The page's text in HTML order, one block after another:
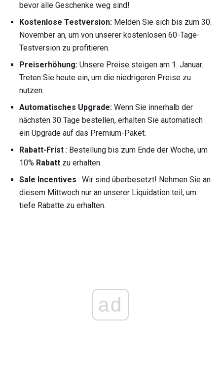
bevor alle Geschenke weg sind!
Kostenlose Testversion: Melden Sie sich bis zum 30.
November an, um von unserer kostenlosen 60-Tage-
Testversion zu profitieren.
Preiserhöhung: Unsere Preise steigen am 1. Januar.
Treten Sie heute ein, um die niedrigeren Preise zu
nutzen.
Automatisches Upgrade: Wenn Sie innerhalb der
nächsten 30 Tage bestellen, erhalten Sie automatisch
ein Upgrade auf das Premium-Paket.
Rabatt-Frist : Bestellung bis zum Ende der Woche, um
10% Rabatt zu erhalten.
Sale Incentives : Wir sind überbesetzt! Nehmen Sie an
diesem Mittwoch nur an unserer Liquidation teil, um
tiefe Rabatte zu erhalten.
ad